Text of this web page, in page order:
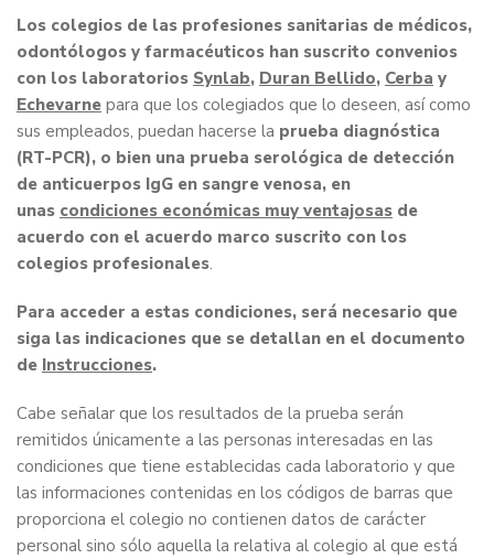
Los colegios de las profesiones sanitarias de médicos,
odontólogos y farmacéuticos han suscrito convenios
con los laboratorios Synlab, Duran Bellido, Cerba y
Echevarne para que los colegiados que lo deseen, así como
sus empleados, puedan hacerse la prueba diagnóstica
(RT-PCR), o bien una prueba serológica de detección
de anticuerpos IgG en sangre venosa, en
unas condiciones económicas muy ventajosas de
acuerdo con el acuerdo marco suscrito con los
colegios profesionales.
Para acceder a estas condiciones, será necesario que
siga las indicaciones que se detallan en el documento
de Instrucciones.
Cabe señalar que los resultados de la prueba serán
remitidos únicamente a las personas interesadas en las
condiciones que tiene establecidas cada laboratorio y que
las informaciones contenidas en los códigos de barras que
proporciona el colegio no contienen datos de carácter
personal sino sólo aquella la relativa al colegio al que está